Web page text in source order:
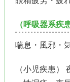
（呼吸器系疾
喘息・風邪・
（小児疾患）